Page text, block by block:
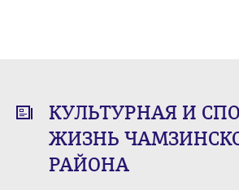
КУЛЬТУРНАЯ И
ЖИЗНЬ
РАЙОНА